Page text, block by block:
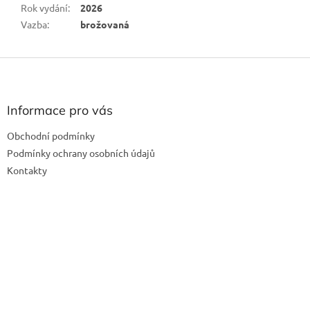
Rok vydání:
2026
Vazba: brožovaná
Z
Informace pro vás
Obchodní podmínky
Podmínky ochrany osobních údajů
Kontakty